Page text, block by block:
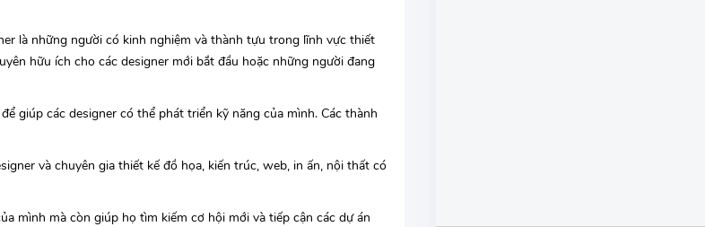
là những người có kinh nghiệm và thành tựu trong lĩnh vực thiết
hữu ích cho các designer mới bắt đầu hoặc những người đang
giúp các designer có thể phát triển kỹ năng của mình. Các thành
và chuyên gia thiết kế đồ họa, kiến trúc, web, in ấn, nội thất có
mình mà còn giúp họ tìm kiếm cơ hội mới và tiếp cận các dự án